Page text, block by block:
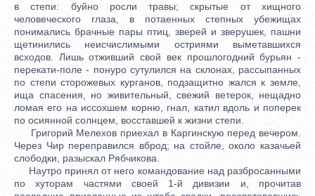
в степи: буйно росли травы; скрытые от хищного
человеческого глаза, в потаенных степных убежищах
понимались брачные пары птиц, зверей и зверушек, пашни
щетинились неисчислимыми остриями выметавшихся
всходов. Лишь отживший свой век прошлогодний бурьян -
перекати-поле - понуро сутулился на склонах, рассыпанных
по степи сторожевых курганов, подзащитно жался к земле,
ища спасения, но живительный, свежий ветерок, нещадно
ломая его на иссохшем корню, гнал, катил вдоль и поперек
по осиянной солнцем, восставшей к жизни степи.
Григорий Мелехов приехал в Каргинскую перед вечером.
Через Чир переправился вброд; на стойле, около казачьей
слободки, разыскал Рябчикова.
Наутро принял от него командование над разбросанными
по хуторам частями своей 1-й дивизии и, прочитав